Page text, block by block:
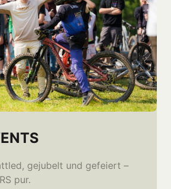
gejubelt und gefeiert –
pur.